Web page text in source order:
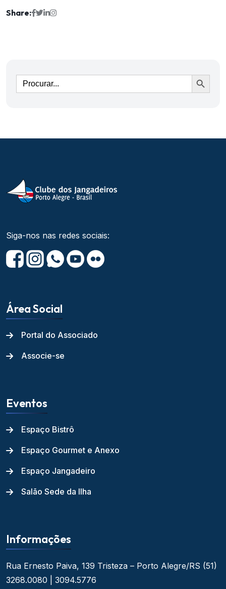
Share:
Ir
Siga-nos nas redes sociais:
Área Social
Portal do Associado
Associe-se
Eventos
Espaço Bistrô
Espaço Gourmet e Anexo
Espaço Jangadeiro
Salão Sede da Ilha
Informações
Rua Ernesto Paiva, 139 Tristeza – Porto Alegre/RS (51)
3268.0080 | 3094.5776